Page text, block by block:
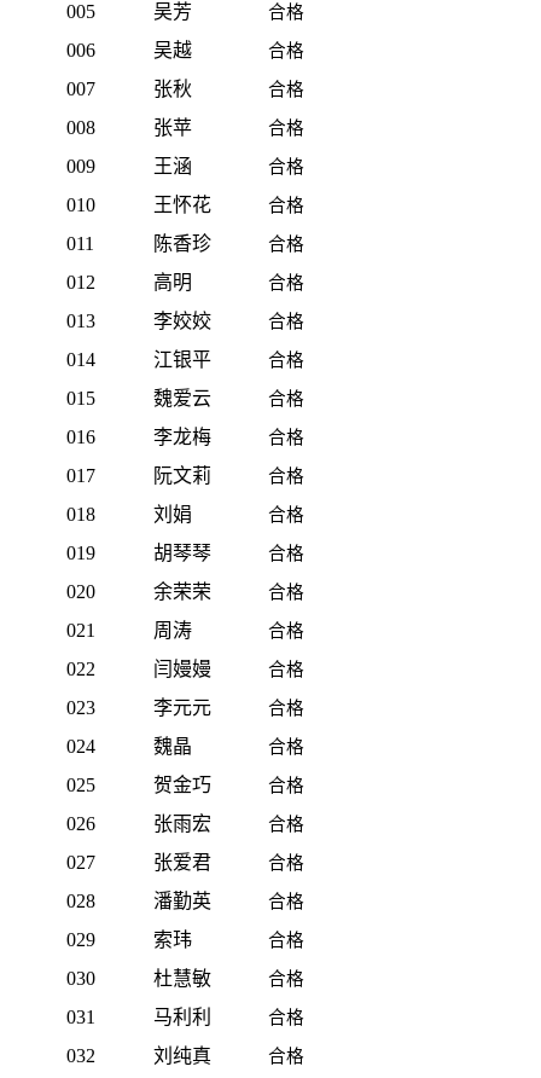
005 吴芳 合格
006 吴越 合格
007 张秋 合格
008 张苹 合格
009 王涵 合格
010 王怀花 合格
011 陈香珍 合格
012 高明 合格
013 李姣姣 合格
014 江银平 合格
015 魏爱云 合格
016 李龙梅 合格
017 阮文莉 合格
018 刘娟 合格
019 胡琴琴 合格
020 余荣荣 合格
021 周涛 合格
022 闫嫚嫚 合格
023 李元元 合格
024 魏晶 合格
025 贺金巧 合格
026 张雨宏 合格
027 张爱君 合格
028 潘勤英 合格
029 索玮 合格
030 杜慧敏 合格
031 马利利 合格
032 刘纯真 合格